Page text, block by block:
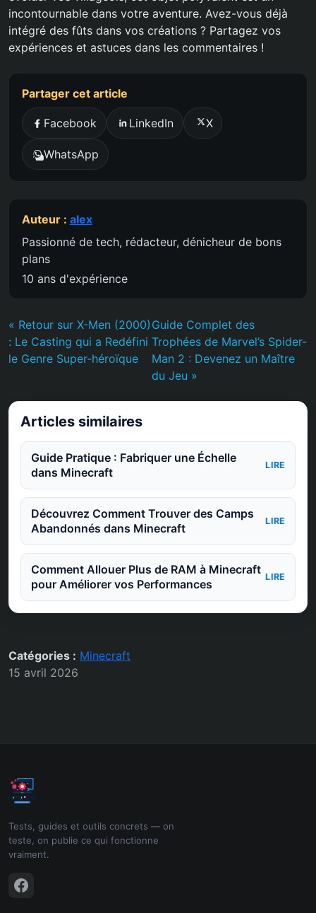
incontournable dans votre aventure. Avez-vous déjà
intégré des fûts dans vos créations ? Partagez vos
expériences et astuces dans les commentaires !
Partager cet article
Facebook LinkedIn X
WhatsApp
Auteur : alex
Passionné de tech, rédacteur, dénicheur de bons
plans
10 ans d'expérience
« Retour sur X-Men (2000)
: Le Casting qui a Redéfini
le Genre Super-héroïque
Guide Complet des
Trophées de Marvel’s Spider-
Man 2 : Devenez un Maître
du Jeu »
Articles similaires
Guide Pratique : Fabriquer une Échelle
dans Minecraft
LIRE
Découvrez Comment Trouver des Camps
Abandonnés dans Minecraft
LIRE
Comment Allouer Plus de RAM à Minecraft
pour Améliorer vos Performances
LIRE
Catégories : Minecraft
15 avril 2026
Tests, guides et outils concrets — on
teste, on publie ce qui fonctionne
vraiment.